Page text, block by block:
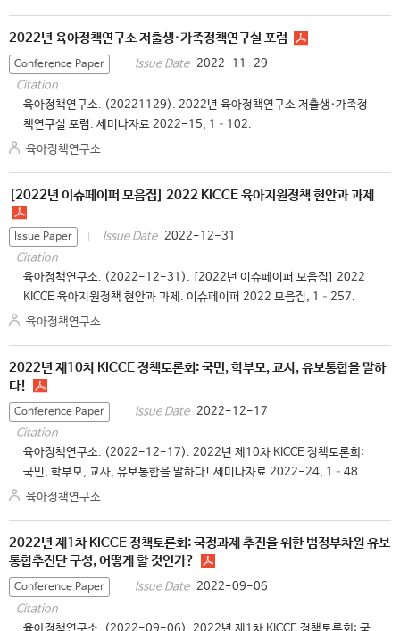
2022년 육아정책연구소 저출생·가족정책연구실 포럼
Conference Paper Issue Date 2022-11-29
Citation
육아정책연구소. (20221129). 2022년 육아정책연구소 저출생·가족정
책연구실 포럼. 세미나자료 2022-15, 1–102.
육아정책연구소
[2022년 이슈페이퍼 모음집] 2022 KICCE 육아지원정책 현안과 과제
Issue Paper Issue Date 2022-12-31
Citation
육아정책연구소. (2022-12-31). [2022년 이슈페이퍼 모음집] 2022
KICCE 육아지원정책 현안과 과제. 이슈페이퍼 2022 모음집, 1–257.
육아정책연구소
2022년 제10차 KICCE 정책토론회: 국민, 학부모, 교사, 유보통합을 말하
다!
Conference Paper Issue Date 2022-12-17
Citation
육아정책연구소. (2022-12-17). 2022년 제10차 KICCE 정책토론회:
국민, 학부모, 교사, 유보통합을 말하다! 세미나자료 2022-24, 1–48.
육아정책연구소
2022년 제1차 KICCE 정책토론회: 국정과제 추진을 위한 범정부차원 유보
통합추진단 구성, 어떻게 할 것인가?
Conference Paper Issue Date 2022-09-06
Citation
육아정책연구소. (2022-09-06). 2022년 제1차 KICCE 정책토론회: 국